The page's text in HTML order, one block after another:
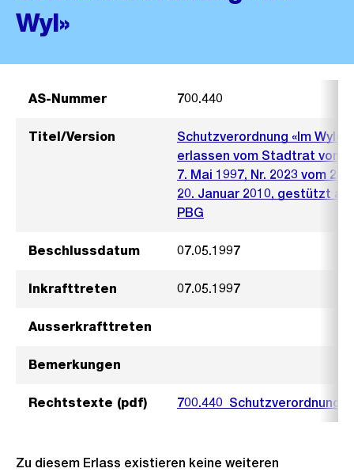
Wyl»
AS-Nummer 700.440
Titel/Version
Schutzverordnung «Im Wyl»
erlassen vom Stadtrat von
7. Mai 1997, Nr. 2023 vom
20. Januar 2010, gestützt
PBG
Beschlussdatum 07.05.1997
Inkrafttreten 07.05.1997
Ausserkrafttreten
Bemerkungen
Rechtstexte (pdf)
Zu diesem Erlass existieren keine weiteren